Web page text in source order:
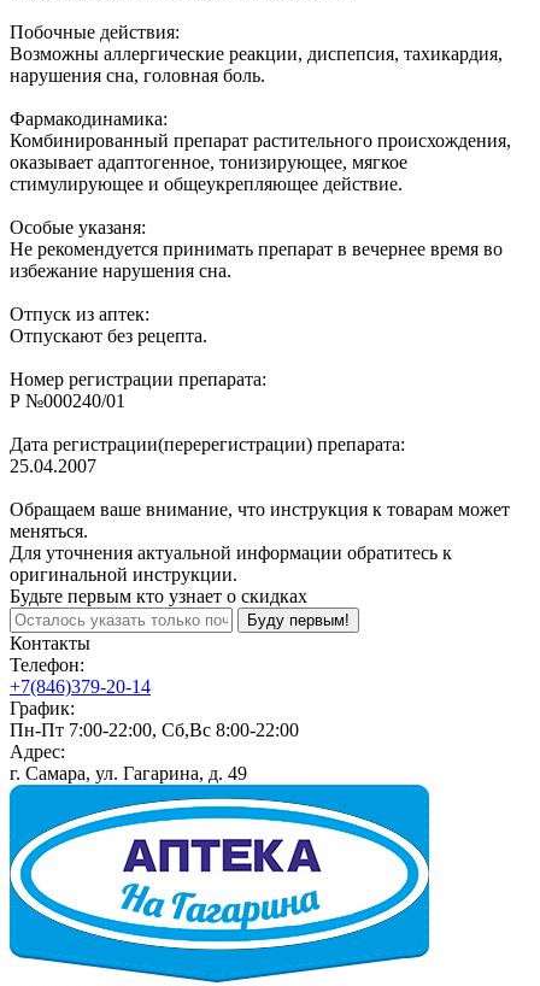
Побочные действия:
Возможны аллергические реакции, диспепсия, тахикардия,
нарушения сна, головная боль.
Фармакодинамика:
Комбинированный препарат растительного происхождения,
оказывает адаптогенное, тонизирующее, мягкое
стимулирующее и общеукрепляющее действие.
Особые указаня:
Не рекомендуется принимать препарат в вечернее время во
избежание нарушения сна.
Отпуск из аптек:
Отпускают без рецепта.
Номер регистрации препарата:
Р №000240/01
Дата регистрации(перерегистрации) препарата:
25.04.2007
Обращаем ваше внимание, что инструкция к товарам может
меняться.
Для уточнения актуальной информации обратитесь к
оригинальной инструкции.
Будьте первым кто узнает о скидках
Буду первым!
Контакты
Телефон:
+7(846)379-20-14
График:
Пн-Пт 7:00-22:00, Сб,Вс 8:00-22:00
Адрес:
г. Самара, ул. Гагарина, д. 49